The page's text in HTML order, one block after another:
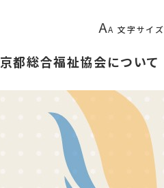
AA 文字サイズ
京都総合福祉協会について